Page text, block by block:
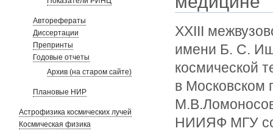
Авторефераты
Диссертации
Препринты
Годовые отчеты
Архив (на старом сайте)
Плановые НИР
Астрофизика космических лучей
Космическая физика
XXIII
имени Б. С.
космической
в Московском
НИИЯФ МГУ